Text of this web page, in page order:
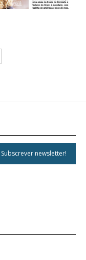
Subscrever newsletter!